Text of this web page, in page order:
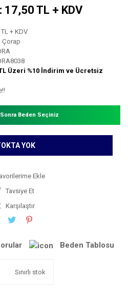
17,50 TL + KDV
+ KDV
Çorap
Üzeri %10 İndirim ve Ücretsiz
Beden Seçiniz
YOK
Tavsiye Et
Karşılaştır
Beden Tablosu
Sınırlı stok